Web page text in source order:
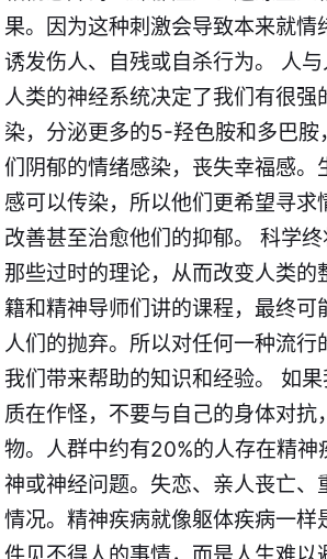
果。因为这种刺激会导致本来就
诱发伤人、自残或自杀行为。 人
人类的神经系统决定了我们有很
染，分泌更多的5-羟色胺和多巴
们阴郁的情绪感染，丧失幸福感
感可以传染，所以他们更希望寻
改善甚至治愈他们的抑郁。 科学
那些过时的理论，从而改变人类
籍和精神导师们讲的课程，最终可
人们的抛弃。所以对任何一种流
我们带来帮助的知识和经验。 如
质在作怪，不要与自己的身体对
物。人群中约有20%的人存在精
神或神经问题。失恋、亲人丧亡
情况。精神疾病就像躯体疾病一